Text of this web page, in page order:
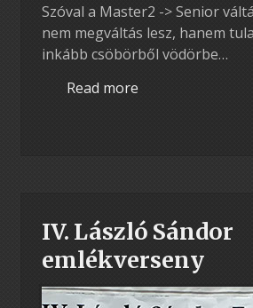
Szóval a Master2 -> Senior
nem megváltás lesz, hanem
inkább csöbörből vödörbe…
Read more
IV. László Sándor
emlékverseny